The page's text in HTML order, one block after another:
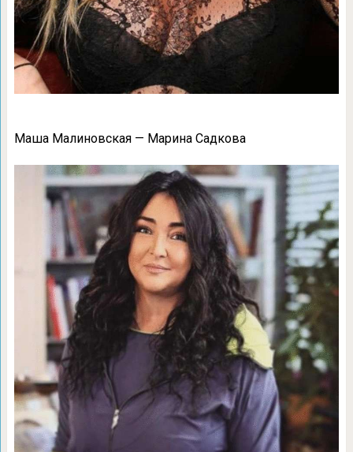
Маша Малиновская — Марина Садкова